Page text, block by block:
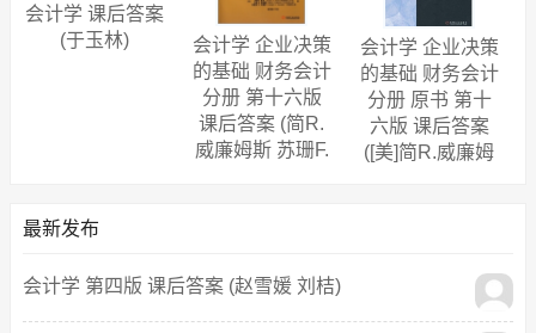
会计学 课后答案
(于玉林)
会计学 企业决策
的基础 财务会计
分册 第十六版
课后答案 (简R.
威廉姆斯 苏珊F.
会计学 企业决策
的基础 财务会计
分册 原书 第十
六版 课后答案
([美]简R.威廉姆
最新发布
会计学 第四版 课后答案 (赵雪媛 刘桔)